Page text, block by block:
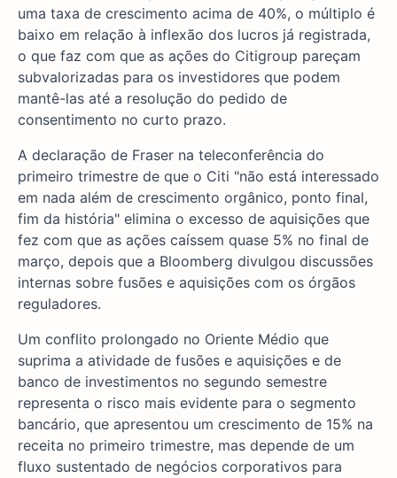
uma taxa de crescimento acima de 40%, o múltiplo é
baixo em relação à inflexão dos lucros já registrada,
o que faz com que as ações do Citigroup pareçam
subvalorizadas para os investidores que podem
mantê-las até a resolução do pedido de
consentimento no curto prazo.
A declaração de Fraser na teleconferência do
primeiro trimestre de que o Citi "não está interessado
em nada além de crescimento orgânico, ponto final,
fim da história" elimina o excesso de aquisições que
fez com que as ações caíssem quase 5% no final de
março, depois que a Bloomberg divulgou discussões
internas sobre fusões e aquisições com os órgãos
reguladores.
Um conflito prolongado no Oriente Médio que
suprima a atividade de fusões e aquisições e de
banco de investimentos no segundo semestre
representa o risco mais evidente para o segmento
bancário, que apresentou um crescimento de 15% na
receita no primeiro trimestre, mas depende de um
fluxo sustentado de negócios corporativos para